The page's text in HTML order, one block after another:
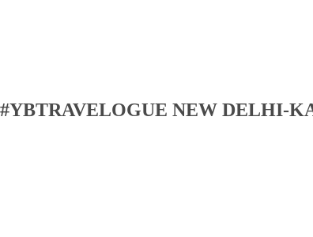
#YBTRAVELOGUE NEW DELHI-